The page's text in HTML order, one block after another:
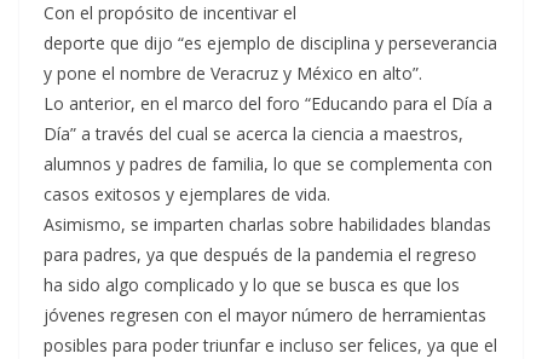
Con el propósito de incentivar el
deporte que dijo “es ejemplo de disciplina y perseverancia
y pone el nombre de Veracruz y México en alto”.
Lo anterior, en el marco del foro “Educando para el Día a
Día” a través del cual se acerca la ciencia a maestros,
alumnos y padres de familia, lo que se complementa con
casos exitosos y ejemplares de vida.
Asimismo, se imparten charlas sobre habilidades blandas
para padres, ya que después de la pandemia el regreso
ha sido algo complicado y lo que se busca es que los
jóvenes regresen con el mayor número de herramientas
posibles para poder triunfar e incluso ser felices, ya que el